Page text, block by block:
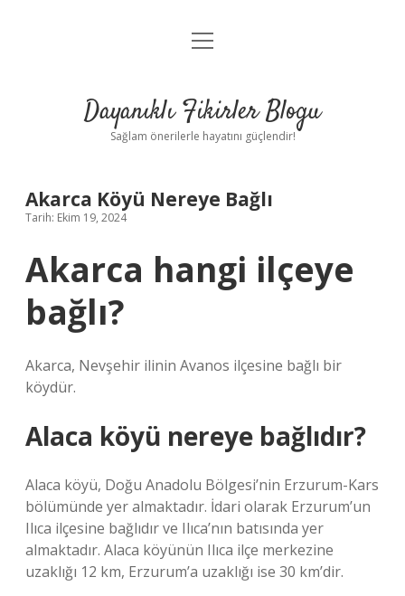
Anasayfa
Yasal Uyarı
menüyü
Dayanıklı Fikirler Blogu
Sağlam önerilerle hayatını güçlendir!
Akarca Köyü Nereye Bağlı
Tarih: Ekim 19, 2024
Akarca hangi ilçeye
bağlı?
Akarca, Nevşehir ilinin Avanos ilçesine bağlı bir
köydür.
Alaca köyü nereye bağlıdır?
Alaca köyü, Doğu Anadolu Bölgesi’nin Erzurum-Kars
bölümünde yer almaktadır. İdari olarak Erzurum’un
Ilıca ilçesine bağlıdır ve Ilıca’nın batısında yer
almaktadır. Alaca köyünün Ilıca ilçe merkezine
uzaklığı 12 km, Erzurum’a uzaklığı ise 30 km’dir.